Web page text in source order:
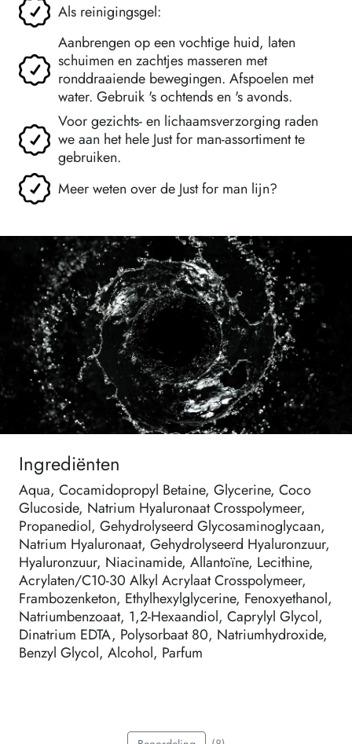
Als reinigingsgel:
Aanbrengen op een vochtige huid, laten
schuimen en zachtjes masseren met
ronddraaiende bewegingen. Afspoelen met
water. Gebruik 's ochtends en 's avonds.
Voor gezichts- en lichaamsverzorging raden
we aan het hele Just for man-assortiment te
gebruiken.
Meer weten over de Just for man lijn?
Ingrediënten
Aqua, Cocamidopropyl Betaine, Glycerine, Coco
Glucoside, Natrium Hyaluronaat Crosspolymeer,
Propanediol, Gehydrolyseerd Glycosaminoglycaan,
Natrium Hyaluronaat, Gehydrolyseerd Hyaluronzuur,
Hyaluronzuur, Niacinamide, Allantoïne, Lecithine,
Acrylaten/C10-30 Alkyl Acrylaat Crosspolymeer,
Frambozenketon, Ethylhexylglycerine, Fenoxyethanol,
Natriumbenzoaat, 1,2-Hexaandiol, Caprylyl Glycol,
Dinatrium EDTA, Polysorbaat 80, Natriumhydroxide,
Benzyl Glycol, Alcohol, Parfum